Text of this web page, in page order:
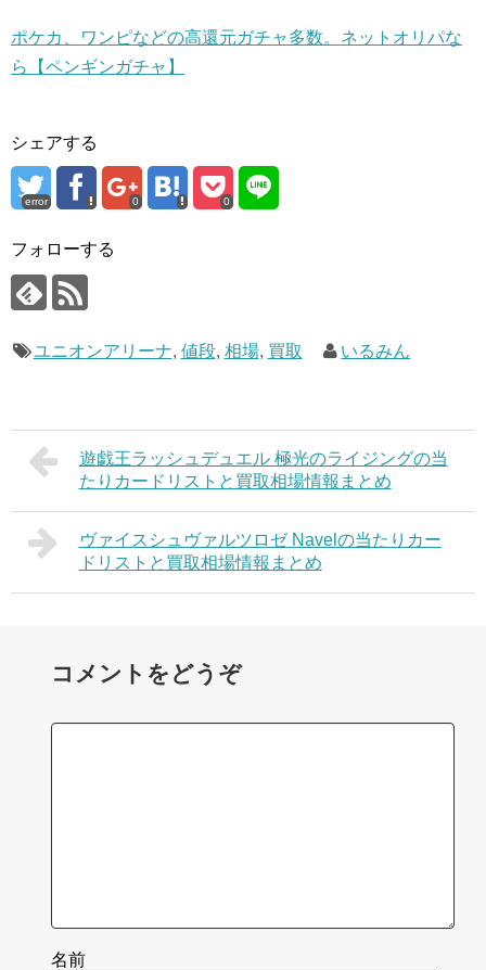
ポケカ、ワンピなどの高還元ガチャ多数。ネットオリパな
ら【ペンギンガチャ】
シェアする
error 0 0
フォローする
ユニオンアリーナ, 値段, 相場, 買取 いるみん
遊戯王ラッシュデュエル 極光のライジングの当
たりカードリストと買取相場情報まとめ
ヴァイスシュヴァルツロゼ Navelの当たりカー
ドリストと買取相場情報まとめ
コメントをどうぞ
名前